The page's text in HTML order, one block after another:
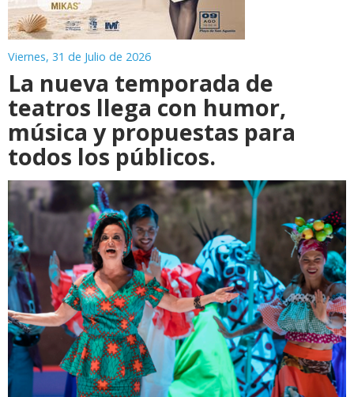
Viernes, 31 de Julio de 2026
La nueva temporada de
teatros llega con humor,
música y propuestas para
todos los públicos.